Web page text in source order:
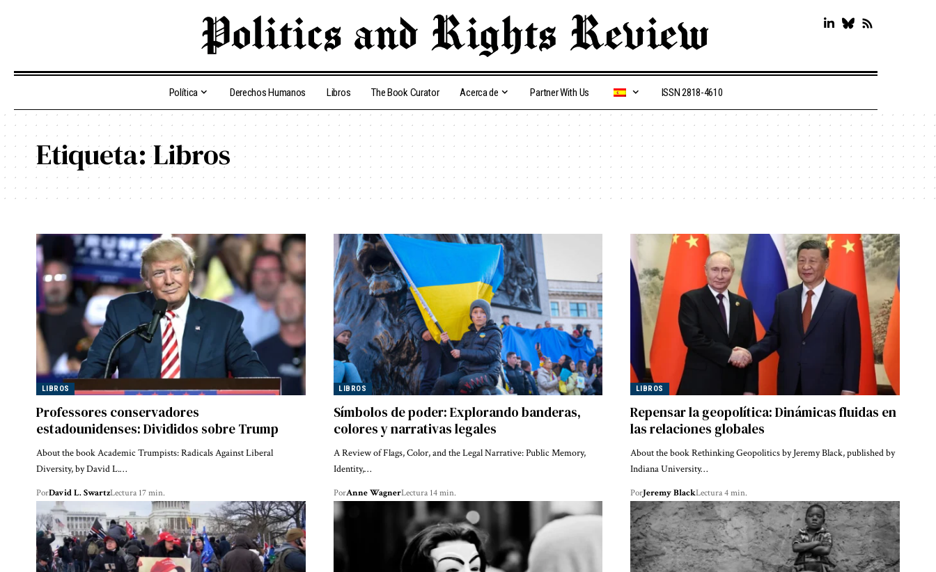
Política Derechos Humanos Libros The Book Curator Acerca de Partner With Us ISSN 2818-4610
Etiqueta:Libros
LIBROS
Professores conservadores
estadounidenses: Divididos sobre Trump
About the book Academic Trumpists: Radicals Against Liberal
Diversity, by David L.…
PorDavid L. SwartzLectura 17 min.
LIBROS
Símbolos de poder: Explorando banderas,
colores y narrativas legales
A Review of Flags, Color, and the Legal Narrative: Public Memory,
Identity,…
PorAnne WagnerLectura 14 min.
LIBROS
Repensar la geopolítica: Dinámicas fluidas en
las relaciones globales
About the book Rethinking Geopolitics by Jeremy Black, published by
Indiana University…
PorJeremy BlackLectura 4 min.